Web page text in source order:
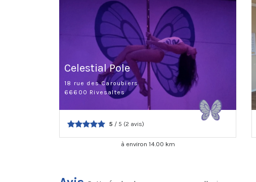
Celestial Pole
18 rue des Caroubiers
66600 Rivesaltes
5 / 5 (2 avis)
à environ 14.00 km